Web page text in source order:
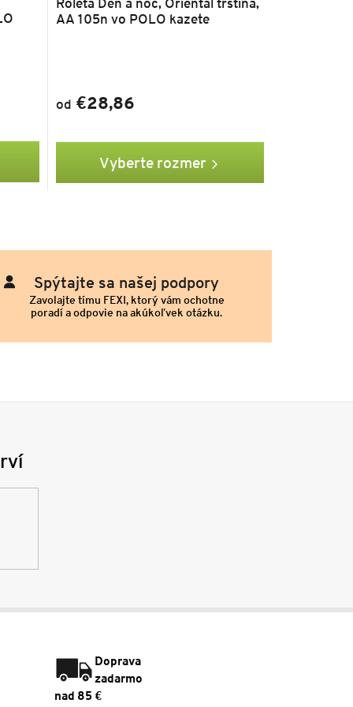
AA 105n vo POLO kazete
od €28,86
Vyberte rozmer
Spýtajte sa našej podpory
Zavolajte tímu FEXI, ktorý vám ochotne
poradí a odpovie na akúkoľvek otázku.
Doprava
zadarmo
nad 85 €